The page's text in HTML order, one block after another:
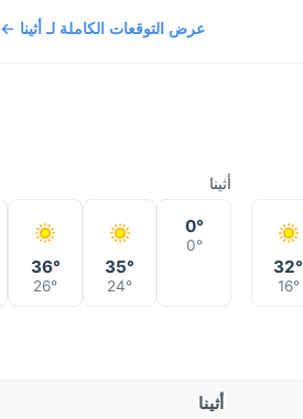
عرض التوقعات الكاملة لـ أثينا ←
32°
16°
أثينا
0°
0°
35°
24°
36°
26°
أثينا